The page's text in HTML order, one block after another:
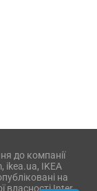
до компанії
ikea.ua, IKEA
на
власності Inter